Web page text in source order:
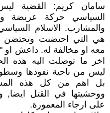
سامان كريم: القضية
السياسي حركة عريضة
والمشارب. الاسلام
هي التي احتضنت وتحتضن
معه او مخالفة له. داعش او
اخر ما توصلت اليه هذه
ليس من ناحية نفوذها
بل اهم من كل هذه
ووحشيتها في القتل ايضا,
على ارجاء المعمورة.